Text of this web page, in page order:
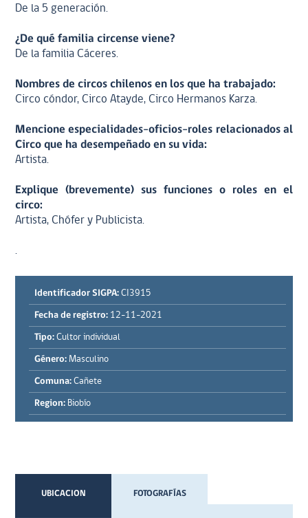
De la 5 generación.
¿De qué familia circense viene?
De la familia Cáceres.
Nombres de circos chilenos en los que ha trabajado:
Circo cóndor, Circo Atayde, Circo Hermanos Karza.
Mencione especialidades-oficios-roles relacionados al
Circo que ha desempeñado en su vida:
Artista.
Explique (brevemente) sus funciones o roles en el
circo:
Artista, Chófer y Publicista.
.
Identificador SIGPA: CI3915
Fecha de registro: 12-11-2021
Tipo: Cultor individual
Género: Masculino
Comuna: Cañete
Region: Biobío
UBICACION FOTOGRAFÍAS